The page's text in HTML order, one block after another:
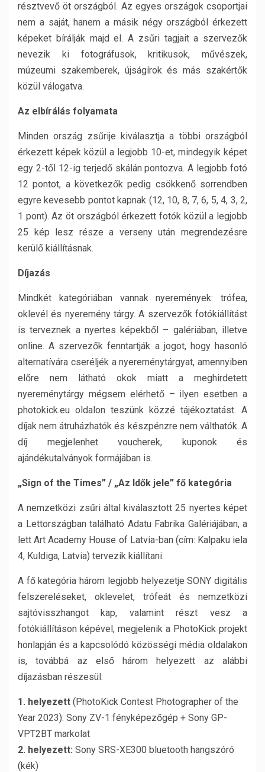
résztvevő öt országból. Az egyes országok csoportjai
nem a saját, hanem a másik négy országból érkezett
képeket bírálják majd el. A zsűri tagjait a szervezők
nevezik ki fotográfusok, kritikusok, művészek,
múzeumi szakemberek, újságírok és más szakértők
közül válogatva.
Az elbírálás folyamata
Minden ország zsűrije kiválasztja a többi országból
érkezett képek közül a legjobb 10-et, mindegyik képet
egy 2-től 12-ig terjedő skálán pontozva. A legjobb fotó
12 pontot, a következők pedig csökkenő sorrendben
egyre kevesebb pontot kapnak (12, 10, 8, 7, 6, 5, 4, 3, 2,
1 pont). Az öt országból érkezett fotók közül a legjobb
25 kép lesz része a verseny után megrendezésre
kerülő kiállításnak.
Díjazás
Mindkét kategóriában vannak nyeremények: trófea,
oklevél és nyeremény tárgy. A szervezők fotókiállítást
is terveznek a nyertes képekből – galériában, illetve
online. A szervezők fenntartják a jogot, hogy hasonló
alternatívára cseréljék a nyereménytárgyat, amennyiben
előre nem látható okok miatt a meghirdetett
nyereménytárgy mégsem elérhető – ilyen esetben a
photokick.eu oldalon teszünk közzé tájékoztatást. A
díjak nem átruházhatók és készpénzre nem válthatók. A
díj megjelenhet voucherek, kuponok és
ajándékutalványok formájában is.
„Sign of the Times” / „Az Idők jele” fő kategória
A nemzetközi zsűri által kiválasztott 25 nyertes képet
a Lettországban található Adatu Fabrika Galériájában, a
lett Art Academy House of Latvia-ban (cím: Kalpaku iela
4, Kuldiga, Latvia) tervezik kiállítani.
A fő kategória három legjobb helyezetje SONY digitális
felszereléseket, oklevelet, trófeát és nemzetközi
sajtóvisszhangot kap, valamint részt vesz a
fotókiállításon képével, megjelenik a PhotoKick projekt
honlapján és a kapcsolódó közösségi média oldalakon
is, továbbá az első három helyezett az alábbi
díjazásban részesül:
1. helyezett (PhotoKick Contest Photographer of the
Year 2023): Sony ZV-1 fényképezőgép + Sony GP-
VPT2BT markolat
2. helyezett: Sony SRS-XE300 bluetooth hangszóró
(kék)